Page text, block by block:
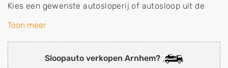
Sloopauto verkopen Arnhem?
Kies een gewenste autosloperij of autosloop uit de
lijst die gespecialiseerd is in de verkoop van
de inkoop van sloopauto's, schadeauto's en
tweedehands auto's (ook zonder apk keuring). Wilt u
Toon meer